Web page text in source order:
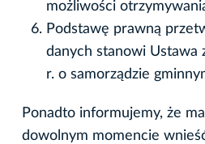
możliwości
Podstawę prawną
danych stanowi Ustawa
r. o samorządzie
Ponadto informujemy, że
dowolnym momencie